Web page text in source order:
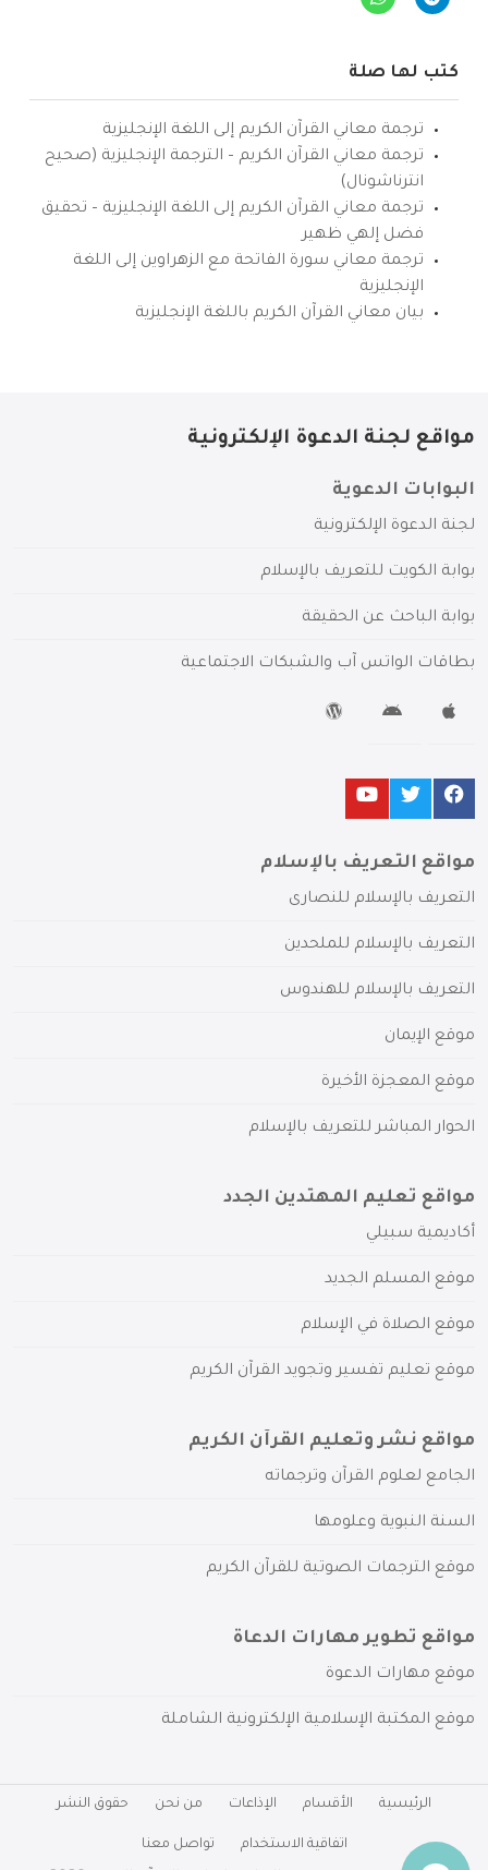
كتب لها صلة
ترجمة معاني القرآن الكريم إلى اللغة الإنجليزية
ترجمة معاني القرآن الكريم – الترجمة الإنجليزية (صحيح
انترناشونال)
ترجمة معاني القرآن الكريم إلى اللغة الإنجليزية – تحقيق
فضل إلهي ظهير
ترجمة معاني سورة الفاتحة مع الزهراوين إلى اللغة
الإنجليزية
بيان معاني القرآن الكريم باللغة الإنجليزية
مواقع لجنة الدعوة الإلكترونية
البوابات الدعوية
لجنة الدعوة الإلكترونية
بوابة الكويت للتعريف بالإسلام
بوابة الباحث عن الحقيقة
بطاقات الواتس آب والشبكات الاجتماعية
مواقع التعريف بالإسلام
التعريف بالإسلام للنصارى
التعريف بالإسلام للملحدين
التعريف بالإسلام للهندوس
موقع الإيمان
موقع المعجزة الأخيرة
الحوار المباشر للتعريف بالإسلام
مواقع تعليم المهتدين الجدد
أكاديمية سبيلي
موقع المسلم الجديد
موقع الصلاة في الإسلام
موقع تعليم تفسير وتجويد القرآن الكريم
مواقع نشر وتعليم القرآن الكريم
الجامع لعلوم القرآن وترجماته
السنة النبوية وعلومها
موقع الترجمات الصوتية للقرآن الكريم
مواقع تطوير مهارات الدعاة
موقع مهارات الدعوة
موقع المكتبة الإسلامية الإلكترونية الشاملة
الرئيسية الأقسام الإذاعات من نحن حقوق النشر
اتفاقية الاستخدام تواصل معنا